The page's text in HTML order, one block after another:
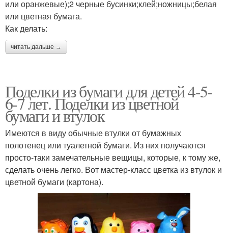
или оранжевые);2 черные бусинки;клей;ножницы;белая
или цветная бумага.
Как делать:
читать дальше →
Поделки из бумаги для детей 4-5-
6-7 лет. Поделки из цветной
бумаги и втулок
Имеются в виду обычные втулки от бумажных
полотенец или туалетной бумаги. Из них получаются
просто-таки замечательные вещицы, которые, к тому же,
сделать очень легко. Вот мастер-класс цветка из втулок и
цветной бумаги (картона).